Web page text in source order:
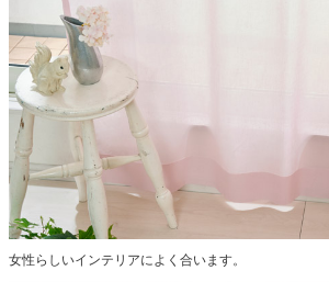
女性らしいインテリアによく合います。